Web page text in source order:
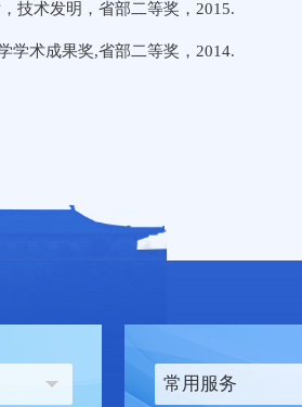
技术发明，省部二等奖，2015.
学术成果奖,省部二等奖，2014.
常用服务